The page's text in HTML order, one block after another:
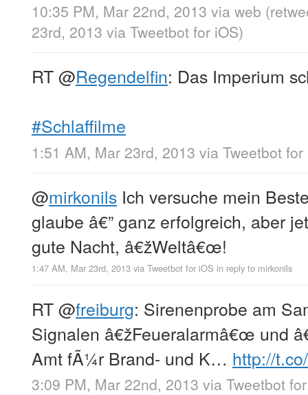
10:35 PM, Mar 22nd, 2013 via web
23rd, 2013 via Tweetbot for iOS)
RT@Regendelfin: Das Imperium
#Schlaffilme
1:51 AM, Mar 23rd, 2013 via Tweetbot for
@mirkonils Ich versuche mein
glaube â€” ganz erfolgreich, aber
gute Nacht, â€žWeltâ€œ!
1:47 AM, Mar 23rd, 2013 via Tweetbot for iOS in reply to mirkonils
RT@freiburg: Sirenenprobe am
Signalen â€žFeueralarmâ€œ und
Amt fÃ¼r Brand- und K… http://
3:09 PM, Mar 22nd, 2013 via Tweetbot